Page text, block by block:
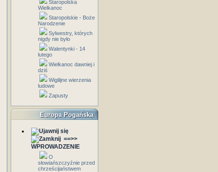
Staropolska
Wielkanoc
Staropolskie - Boże
Narodzenie
Sylwestry, których
nigdy nie było
Walentynki - 14
lutego
Wielkanoc dawniej i
dziś
Wigilijne wierzenia
ludowe
Zapusty
Europa Pogańska
==>>
WPROWADZENIE
O
słowiańszczyźnie przed
chrześcijaństwem